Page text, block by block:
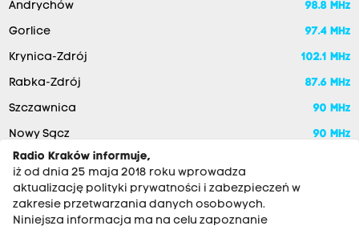
Andrychów 98.8 MHz
Gorlice 97.4 MHz
Krynica-Zdrój 102.1 MHz
Rabka-Zdrój 87.6 MHz
Szczawnica 90 MHz
Nowy Sącz
90 MHz
Radio Kraków informuje,
iż od dnia 25 maja 2018 roku wprowadza
aktualizację polityki prywatności i zabezpieczeń w
zakresie przetwarzania danych osobowych.
Niniejsza informacja ma na celu zapoznanie